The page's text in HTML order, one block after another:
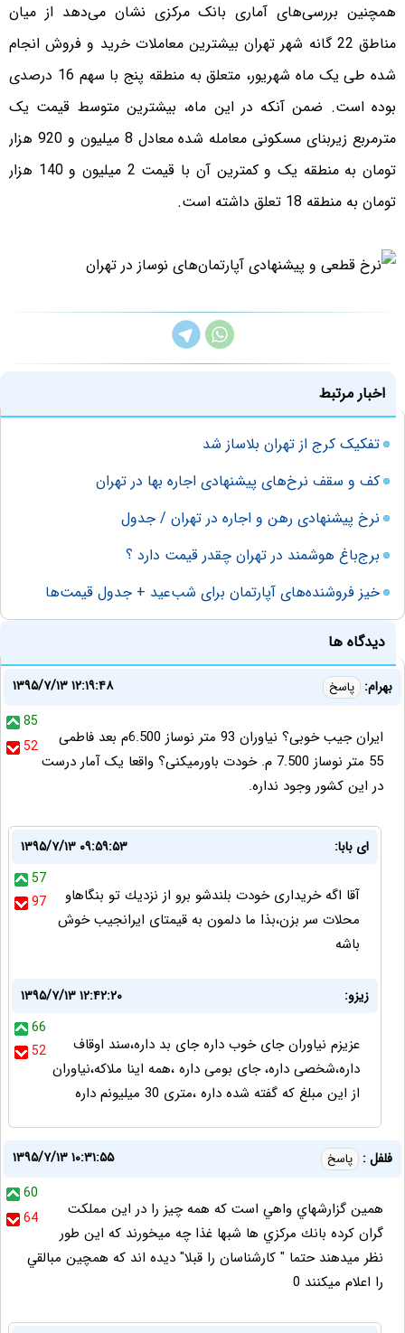
همچنین بررسی‌های آماری بانک مرکزی نشان می‌دهد از میان
مناطق 22 گانه شهر تهران بیشترین معاملات خرید و فروش انجام
شده طی یک ماه شهریور، متعلق به منطقه پنج با سهم 16 درصدی
بوده است. ضمن آنکه در این ماه، بیشترین متوسط قیمت یک
مترمربع زیربنای مسکونی معامله شده معادل 8 میلیون و 920 هزار
تومان به منطقه یک و کمترین آن با قیمت 2 میلیون و 140 هزار
تومان به منطقه 18 تعلق داشته است.
اخبار مرتبط
تفکیک کرج از تهران بلاساز شد
کف و سقف نرخ‌های پیشنهادی اجاره بها در تهران
نرخ پیشنهادی رهن و اجاره در تهران / جدول
برج‌باغ هوشمند در تهران چقدر قیمت دارد ؟
خیز فروشنده‌های آپارتمان برای شب‌عید + جدول قیمت‌ها
دیدگاه ها
بهرام: پاسخ
۱۳۹۵/۷/۱۳ ۱۲:۱۹:۴۸
85
52
ایران جیب خوبی؟ نیاوران 93 متر نوساز 6.500م بعد فاطمی
55 متر نوساز 7.500 م. خودت باورمیکنی؟ واقعا یک آمار درست
در این کشور وجود نداره.
اى بابا:
۱۳۹۵/۷/۱۳ ۰۹:۵۹:۵۳
57
97
آقا اگه خريدارى خودت بلندشو برو از نزديك تو بنگاهاو
محلات سر بزن،بذا ما دلمون به قيمتاى ايرانجيب خوش
باشه
زیزو:
۱۳۹۵/۷/۱۳ ۱۲:۴۲:۲۰
66
52
عزیزم نیاوران جای خوب داره جای بد داره،سند اوقاف
داره،شخصی داره، جای بومی داره ،همه اینا ملاکه،نیاوران
از این مبلغ که گفته شده داره ،متری 30 میلیونم داره
فلفل : پاسخ
۱۳۹۵/۷/۱۳ ۱۰:۳۱:۵۵
60
64
همين گزارشهاي واهي است كه همه چيز را در اين مملكت
گران كرده بانك مركزي ها شبها غذا چه ميخورند كه اين طور
نظر ميدهند حتما " كارشناسان را قبلا" ديده اند كه همچين مبالقي
را اعلام ميكنند 0